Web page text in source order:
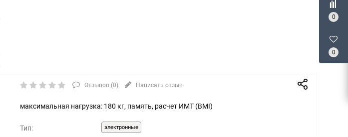
0
0
Отзывов (0) Написать отзыв
максимальная нагрузка: 180 кг, память, расчет ИМТ (BMI)
Тип: электронные